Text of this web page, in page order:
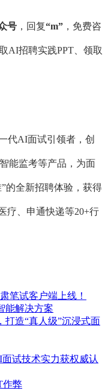
号 ，回复“m” ，免费咨
AI招聘实践PPT、领取
代AI面试引领者，创
能监考等产品，为面
的全新招聘体验，获得
疗、申通快递等20+行
笔试客户端上线！
能解决方案
打造“真人级”沉浸式面
试技术实力获权威认
作弊